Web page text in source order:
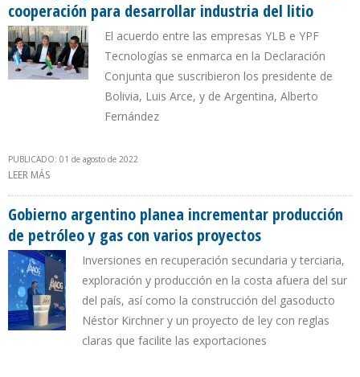
cooperación para desarrollar industria del litio
El acuerdo entre las empresas YLB e YPF
Tecnologías se enmarca en la Declaración
Conjunta que suscribieron los presidente de
Bolivia, Luis Arce, y de Argentina, Alberto
Fernández
PUBLICADO: 01 de agosto de 2022
LEER MÁS
Gobierno argentino planea incrementar producción
de petróleo y gas con varios proyectos
Inversiones en recuperación secundaria y terciaria,
exploración y producción en la costa afuera del sur
del país, así como la construcción del gasoducto
Néstor Kirchner y un proyecto de ley con reglas
claras que facilite las exportaciones